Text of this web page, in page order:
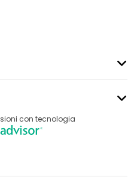
con tecnologia